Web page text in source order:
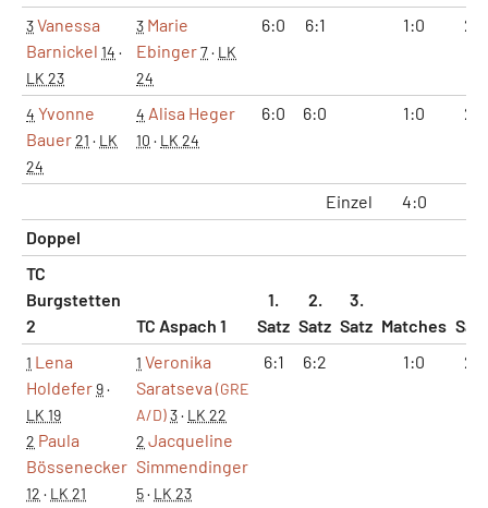
3Vanessa
Barnickel 14 ·
LK 23
3 Marie
Ebinger7· LK
24
6:0 6:1 1:0 2:0
4 Yvonne
Bauer21 · LK
24
4 Alisa Heger
10 · LK 24
6:0 6:0 1:0 2:0
Einzel 4:0
Doppel
TC
Burgstetten
2
TC Aspach 1
1.
Satz
2.
Satz
3.
Satz Matches
1 Lena
Holdefer9·
LK 19
2 Paula
Bössenecker
12 · LK 21
1 Veronika
Saratseva (GRE
A/D)3· LK 22
2 Jacqueline
Simmendinger
5· LK 23
6:1 6:2 1:0 2:0